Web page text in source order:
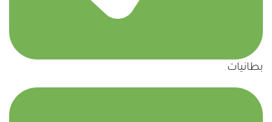
بطانيات